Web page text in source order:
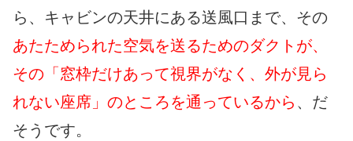
ら、キャビンの天井にある送風口まで、その
あたためられた空気を送るためのダクトが、
その「窓枠だけあって視界がなく、外が見ら
れない座席」のところを通っているから 、だ
そうです。